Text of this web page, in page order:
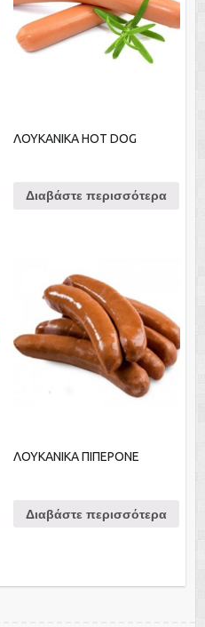
ΛΟΥΚΑΝΙΚΑ HOT DOG
Διαβάστε περισσότερα
ΛΟΥΚΑΝΙΚΑ ΠΙΠΕΡΟΝΕ
Διαβάστε περισσότερα